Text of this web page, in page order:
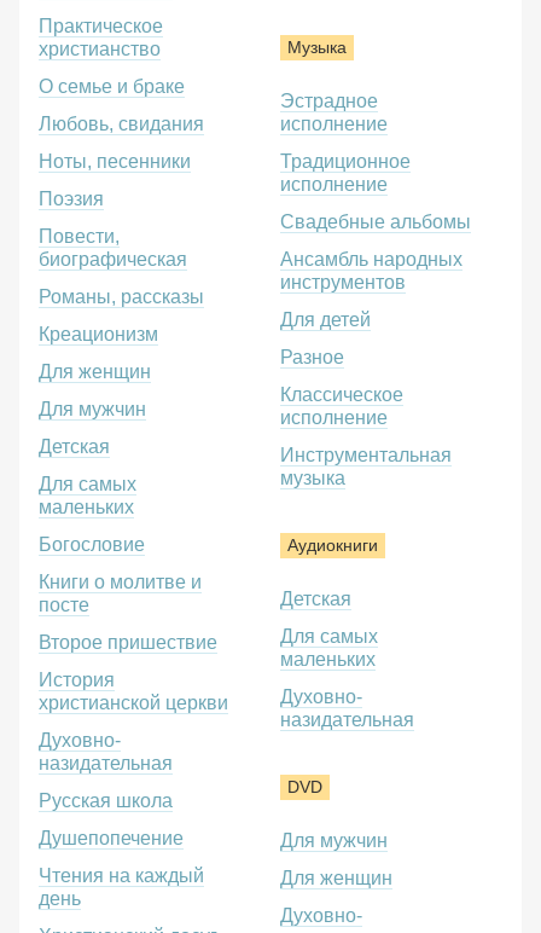
Практическое
христианство
О семье и браке
Любовь, свидания
Ноты, песенники
Поэзия
Повести,
биографическая
Романы, рассказы
Креационизм
Для женщин
Для мужчин
Детская
Для самых
маленьких
Богословие
Книги о молитве и
посте
Второе пришествие
История
христианской церкви
Духовно-
назидательная
Русская школа
Душепопечение
Чтения на каждый
день
Музыка
Эстрадное
исполнение
Традиционное
исполнение
Свадебные альбомы
Ансамбль народных
инструментов
Для детей
Разное
Классическое
исполнение
Инструментальная
музыка
Аудиокниги
Детская
Для самых
маленьких
Духовно-
назидательная
DVD
Для мужчин
Для женщин
Духовно-